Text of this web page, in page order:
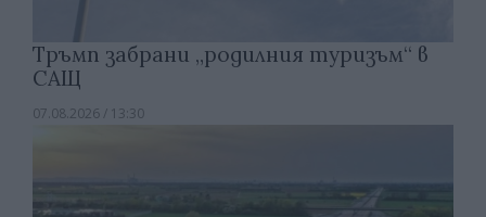
Тръмп забрани „родилния туризъм“ в
САЩ
07.08.2026 / 13:30